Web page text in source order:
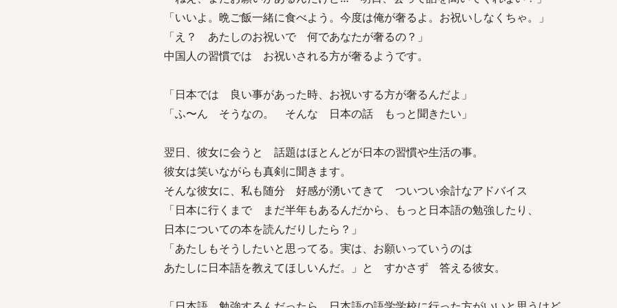
「いいよ。晩ご飯一緒に食べよう。今度は俺が奢るよ。お祝いしなくちゃ。」
「え？ あたしのお祝いで 何であなたが奢るの？」
中国人の習慣では お祝いされる方が奢るようです。
「日本では 良い事があった時、お祝いする方が奢るんだよ」
「ふ〜ん そうなの。 そんな 日本の話 もっと聞きたい」
翌日、彼女に会うと 話題はほとんどが日本の習慣や生活の事。
彼女は笑いながらも真剣に聞きます。
そんな彼女に、私も随分 好感が湧いてきて ついつい余計なアドバイス
「日本に行くまで まだ半年もあるんだから、もっと日本語の勉強したり、
日本についての本を読んだりしたら？」
「あたしもそうしたいと思ってる。実は、お願いっていうのは
あたしに日本語を教えてほしいんだ。」と すかさず 答える彼女。